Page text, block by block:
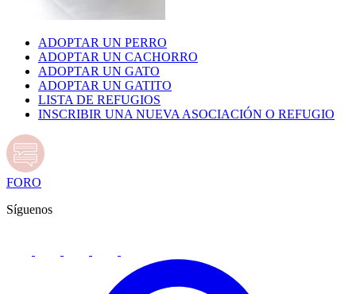
ADOPTAR UN PERRO
ADOPTAR UN CACHORRO
ADOPTAR UN GATO
ADOPTAR UN GATITO
LISTA DE REFUGIOS
INSCRIBIR UNA NUEVA ASOCIACIÓN O REFUGIO
FORO
Síguenos